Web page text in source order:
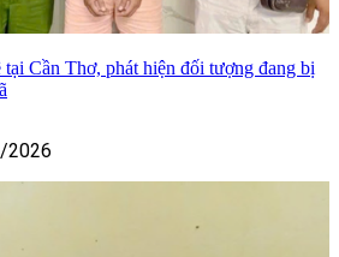
Cần Thơ, phát hiện đối tượng đang bị
2026